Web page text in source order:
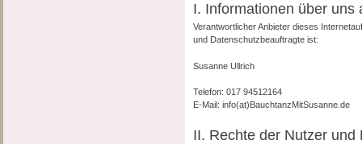
I. Informationen über uns
Verantwortlicher Anbieter dieses
und Datenschutzbeauftragte ist:
Susanne Ullrich
Telefon: 017 94512164
E-Mail: info(at)BauchtanzMitSusanne.de
II. Rechte der Nutzer und